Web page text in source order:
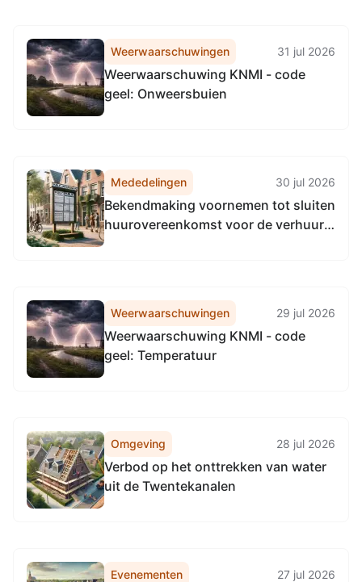
Weerwaarschuwingen 31 jul 2026
Weerwaarschuwing KNMI - code
geel: Onweersbuien
Mededelingen 30 jul 2026
Bekendmaking voornemen tot sluiten
huurovereenkomst voor de verhuur
door Stichting Sociale Voedseltuinen
Weststellingwerf
Weerwaarschuwingen 29 jul 2026
Weerwaarschuwing KNMI - code
geel: Temperatuur
Omgeving 28 jul 2026
Verbod op het onttrekken van water
uit de Twentekanalen
Evenementen 27 jul 2026